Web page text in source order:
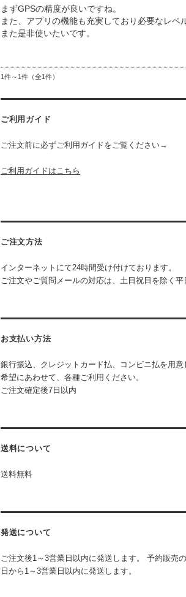
まずGPSの精度が良いですね。
また、アプリの機能も充実しており必要なレベ
また是非使いたいです。
1件～1件（全1件）
ご利用ガイド
ご注文前に必ずご利用ガイドをご覧ください→
ご利用ガイドはこちら
ご注文方法
インターネットにて24時間受け付けております。
ご注文やご質問メールの対応は、土日祝日を除く平
お支払い方法
銀行振込、クレジットカード払、コンビニ払を用
希望にあわせて、各種ご利用ください。
ご注文確定後7日以内
送料について
送料無料
発送について
ご注文後1～3営業日以内に発送します。 予約販売
日から1～3営業日以内に発送します。